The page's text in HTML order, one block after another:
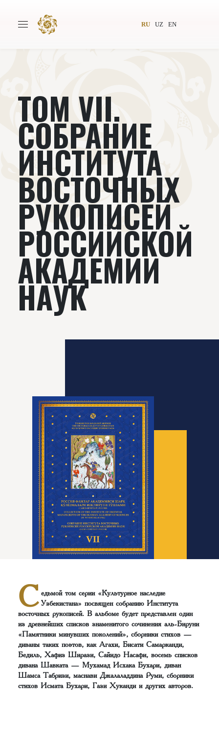
RU UZ EN
Издательство Новости
Проекты Подкасты
Книги Видеолекторий
ТОМ VII.
СОБРАНИЕ
ИНСТИТУТА
ВОСТОЧНЫХ
РУКОПИСЕЙ
РОССИЙСКОЙ
АКАДЕМИИ
НАУК
С едьмой том серии «Культурное наследие
Узбекистана» посвящен собранию Института
восточных рукописей. В альбоме будет представлен один
из древнейших списков знаменитого сочинения аль-Бируни
«Памятники минувших поколений», сборники стихов —
диваны таких поэтов, как Агахи, Бисати Самарканди,
Бедиль, Хафиз Ширази, Сайидо Насафи, восемь списков
дивана Шавката — Мухамад Исхака Бухари, диван
Шамса Табризи, маснави Джалаладдина Руми, сборники
стихов Исмата Бухари, Гази Хуканди и других авторов.